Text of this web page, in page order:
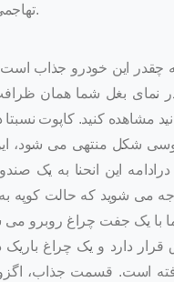
تهاجمی طراحی شده اند.
چقدر این خودرو جذاب
نمای بغل شما همان
مشاهده کنید. کاپوت نسبتا
شکل منتهی می شود، این
این انحنا به یک
می شوید که حالت کوپه
با یک جفت چراغ روبرو می
دارد و یک چراغ باریک
است. قسمت جذاب،